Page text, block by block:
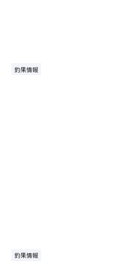
釣果情報
釣果情報